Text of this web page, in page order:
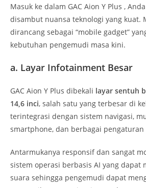
Masuk ke dalam GAC Aion Y Plus ,
disambut nuansa teknologi yang kuat.
dirancang sebagai “mobile gadget”
kebutuhan pengemudi masa kini.
a. Layar Infotainment Besar
GAC Aion Y Plus dibekali layar sentuh
14,6 inci, salah satu yang terbesar di
terintegrasi dengan sistem navigasi,
smartphone, dan berbagai pengaturan
Antarmukanya responsif dan sangat
sistem operasi berbasis AI yang dapat
suara sehingga pengemudi dapat